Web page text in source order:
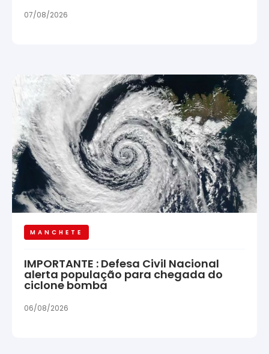
07/08/2026
MANCHETE
IMPORTANTE : Defesa Civil Nacional
alerta população para chegada do
ciclone bomba
06/08/2026